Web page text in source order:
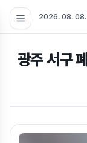
2026. 08.
광주 서구